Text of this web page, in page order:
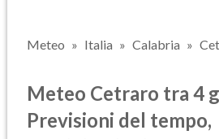
Meteo Italia Calabria
Meteo Cetraro tra 4
Previsioni del tempo,